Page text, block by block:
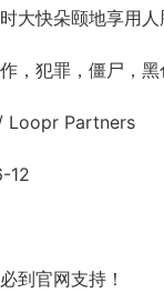
大快朵颐地享用人
，犯罪，僵尸，黑
Loopr Partners
12
到官网支持！